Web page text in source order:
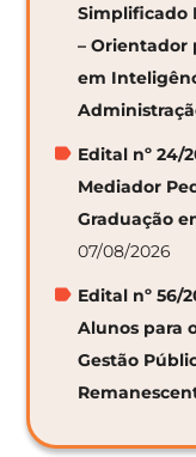
Simplificado
– Orientador
em
Edital nº 24/
Mediador
Graduação
07/08/2026
Edital nº 56/
Alunos para
Gestão